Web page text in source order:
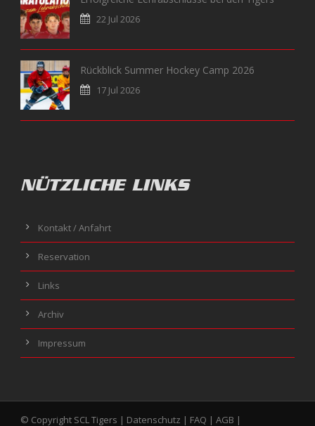
22 Jul 2026
Rückblick Summer Hockey Camp 2026
17 Jul 2026
NÜTZLICHE LINKS
Kontakt / Anfahrt
Reservation
Links
Archiv
Impressum
© Copyright SCL Tigers | Datenschutz | FAQ | AGB |